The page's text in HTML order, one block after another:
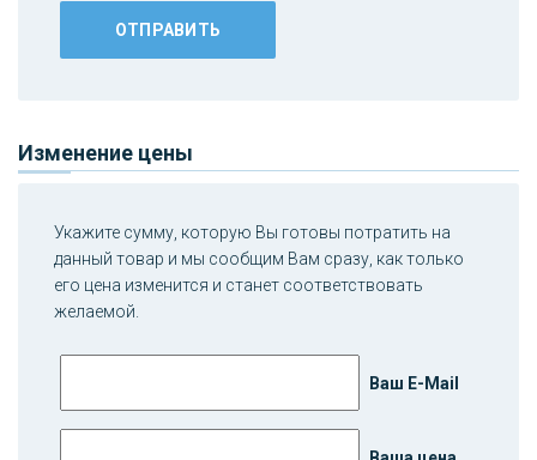
Изменение цены
Укажите сумму, которую Вы готовы потратить на
данный товар и мы сообщим Вам сразу, как только
его цена изменится и станет соответствовать
желаемой.
Ваш E-Mail